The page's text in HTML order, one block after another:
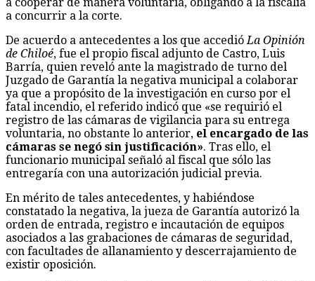
a concurrir a la corte.
De acuerdo a antecedentes a los que accedió La Opinión
de Chiloé, fue el propio fiscal adjunto de Castro, Luis
Barría, quien reveló ante la magistrado de turno del
Juzgado de Garantía la negativa municipal a colaborar
ya que a propósito de la investigación en curso por el
fatal incendio, el referido indicó que «se requirió el
registro de las cámaras de vigilancia para su entrega
voluntaria, no obstante lo anterior, el encargado de las
cámaras se negó sin justificación». Tras ello, el
funcionario municipal señaló al fiscal que sólo las
entregaría con una autorización judicial previa.
En mérito de tales antecedentes, y habiéndose
constatado la negativa, la jueza de Garantía autorizó la
orden de entrada, registro e incautación de equipos
asociados a las grabaciones de cámaras de seguridad,
con facultades de allanamiento y descerrajamiento de
existir oposición.